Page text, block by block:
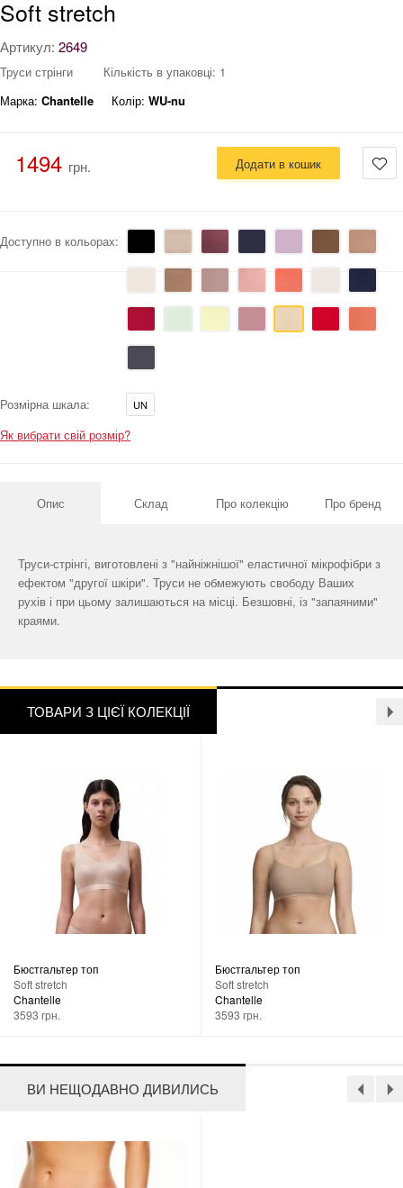
Soft stretch
Артикул: 2649
Труси стрінги
Кількість в упаковці: 1
Марка: Chantelle Колір: WU-nu
1494 грн. Додати в кошик
Доступно в кольорах:
Розмірна шкала: UN
Як вибрати свій розмір?
Опис Склад Про колекцію Про бренд
Труси-стрінгі, виготовлені з "найніжнішої" еластичної мікрофібри з
ефектом "другої шкіри". Труси не обмежують свободу Ваших
рухів і при цьому залишаються на місці. Безшовні, із "запаяними"
краями.
ТОВАРИ З ЦІЄЇ КОЛЕКЦІЇ
Бюстгальтер топ
Soft stretch
Chantelle
3593 грн.
Бюстгальтер топ
Soft stretch
Chantelle
3593 грн.
ВИ НЕЩОДАВНО ДИВИЛИСЬ